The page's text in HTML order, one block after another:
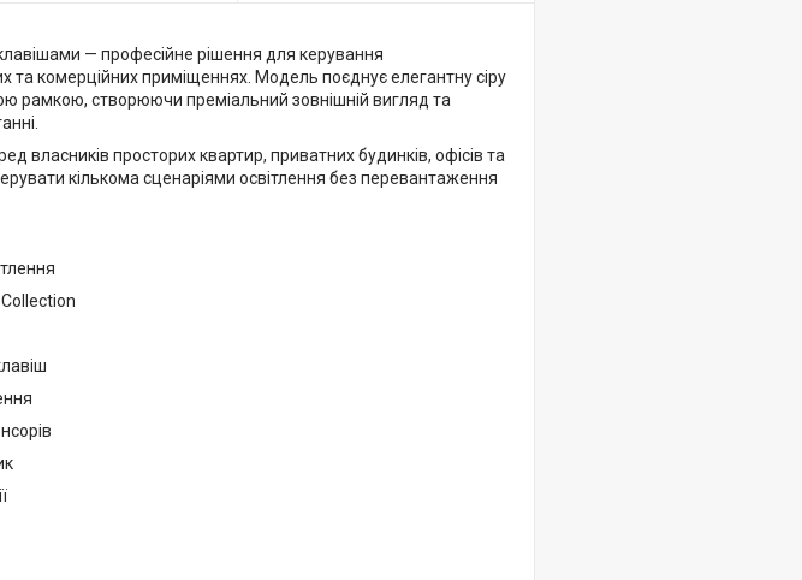
— професійне рішення для керування
та комерційних приміщеннях. Модель поєднує елегантну сіру
рамкою, створюючи преміальний зовнішній вигляд та
власників просторих квартир, приватних будинків, офісів та
кількома сценаріями освітлення без перевантаження